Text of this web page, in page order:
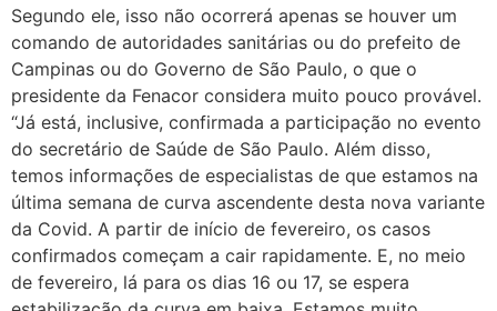
Segundo ele, isso não ocorrerá apenas se houver um
comando de autoridades sanitárias ou do prefeito de
Campinas ou do Governo de São Paulo, o que o
presidente da Fenacor considera muito pouco provável.
“Já está, inclusive, confirmada a participação no evento
do secretário de Saúde de São Paulo. Além disso,
temos informações de especialistas de que estamos na
última semana de curva ascendente desta nova variante
da Covid. A partir de início de fevereiro, os casos
confirmados começam a cair rapidamente. E, no meio
de fevereiro, lá para os dias 16 ou 17, se espera